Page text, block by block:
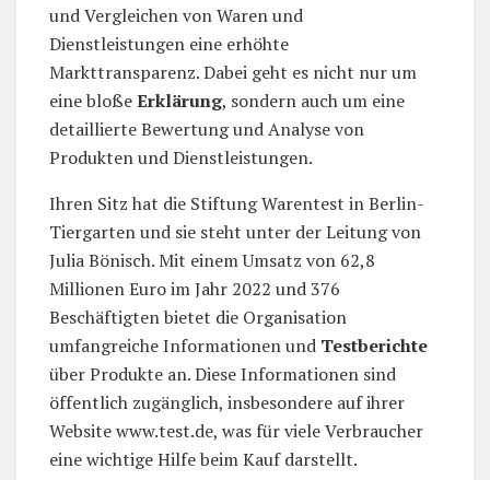
und Vergleichen von Waren und
Dienstleistungen eine erhöhte
Markttransparenz. Dabei geht es nicht nur um
eine bloßeErklärung, sondern auch um eine
detaillierte Bewertung und Analyse von
Produkten und Dienstleistungen.
Ihren Sitz hat die Stiftung Warentest in Berlin-
Tiergarten und sie steht unter der Leitung von
Julia Bönisch. Mit einem Umsatz von 62,8
Millionen Euro im Jahr 2022 und 376
Beschäftigten bietet die Organisation
umfangreiche Informationen und Testberichte
über Produkte an. Diese Informationen sind
öffentlich zugänglich, insbesondere auf ihrer
Website www.test.de, was für viele Verbraucher
eine wichtige Hilfe beim Kauf darstellt.